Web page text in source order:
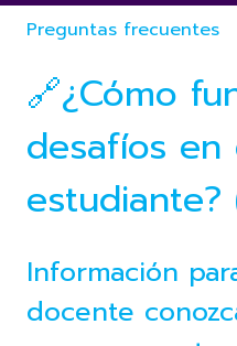
Preguntas frecuentes
🔗¿Cómo
desafíos
estudiante?
Información
docente